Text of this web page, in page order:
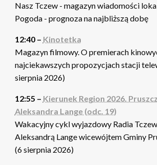
Nasz Tczew - magazyn wiadomości
Pogoda - prognoza na najbliższą dobę
12:40 – Kinotetka
Magazyn filmowy. O premierach
najciekawszych propozycjach stacji
sierpnia 2026)
12:55 – Kierunek Region 2026.
Aleksandra Lange (odc. 19)
Wakacyjny cykl wyjazdowy Radia
Aleksandrą Lange wicewójtem Gminy
(6 sierpnia 2026)